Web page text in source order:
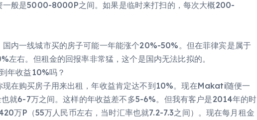
一般是5000-8000P之间。如果是临时来打扫的，每次大概200-
内一线城市买的房子可能一年能涨个20%-50%。但在菲律宾是属于
左右。但租金的回报率非常猛，这个是国内无法比拟的。
年收益10%吗？
在购买房子用来出租，年收益肯定达不到10%。现在Makati随便一
就6-7万之间。这样的年收益差不多5-6%。但我有客户是2014年的时
万P（55万人民币左右，当时汇率也就7.2-7.3之间）。现在每月租金